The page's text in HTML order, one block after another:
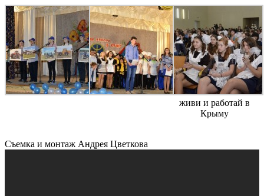
живи и работай в
Крыму
Съемка и монтаж Андрея Цветкова